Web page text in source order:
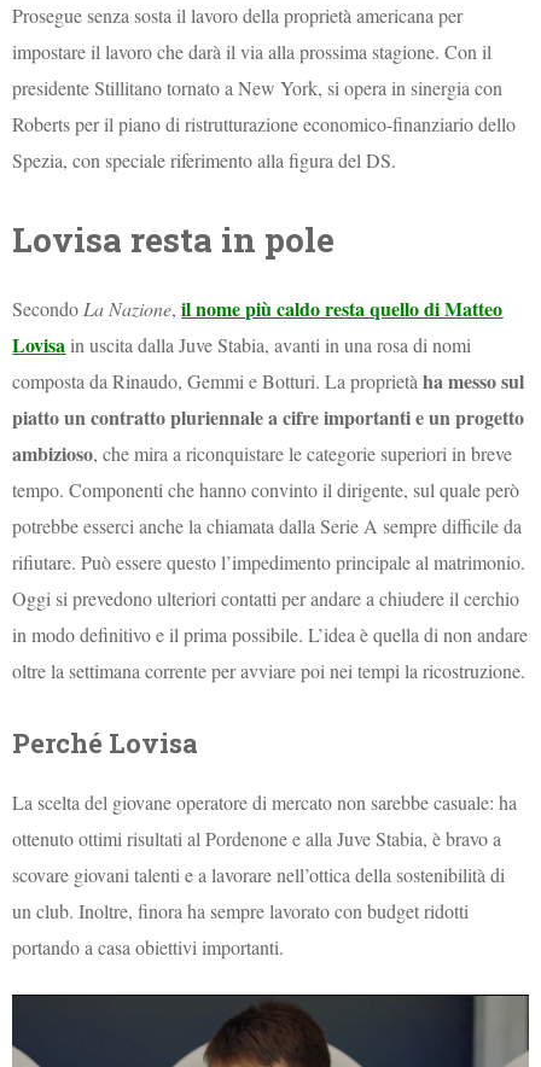
Prosegue senza sosta il lavoro della proprietà americana per
impostare il lavoro che darà il via alla prossima stagione. Con il
presidente Stillitano tornato a New York, si opera in sinergia con
Roberts per il piano di ristrutturazione economico-finanziario dello
Spezia, con speciale riferimento alla figura del DS.
Lovisa resta in pole
SecondoLa Nazione,il nome più caldo resta quello di Matteo
Lovisain uscita dalla Juve Stabia, avanti in una rosa di nomi
composta da Rinaudo, Gemmi e Botturi. La proprietàha messo sul
piattoun contratto pluriennale a cifre importanti e un progetto
ambizioso, che mira a riconquistare le categorie superiori in breve
tempo. Componenti che hanno convinto il dirigente, sul quale però
potrebbe esserci anche la chiamata dalla Serie A sempre difficile da
rifiutare. Può essere questo l’impedimento principale al matrimonio.
Oggi si prevedono ulteriori contatti per andare a chiudere il cerchio
in modo definitivo e il prima possibile. L’idea è quella di non andare
oltre la settimana corrente per avviare poi nei tempi la ricostruzione.
Perché Lovisa
La scelta del giovane operatore di mercato non sarebbe casuale: ha
ottenuto ottimi risultati al Pordenone e alla Juve Stabia, è bravo a
scovare giovani talenti e a lavorare nell’ottica della sostenibilità di
un club. Inoltre, finora ha sempre lavorato con budget ridotti
portando a casa obiettivi importanti.